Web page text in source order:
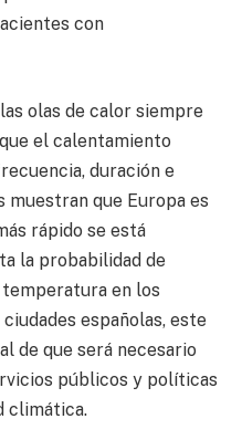
con
olas de calor siempre
el calentamiento
duración e
muestran que Europa es
rápido se está
la probabilidad de
en los
españolas, este
de que será necesario
públicos y políticas
climática.